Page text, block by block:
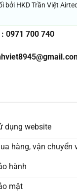
bởi HKD Trần Việt
0971 700 740
dụng website
hàng, vận chuyển
hành
mật